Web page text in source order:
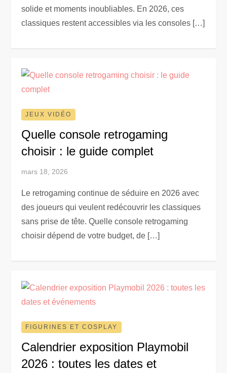
solide et moments inoubliables. En 2026, ces
classiques restent accessibles via les consoles […]
JEUX VIDÉO
Quelle console retrogaming
choisir : le guide complet
mars 18, 2026
Le retrogaming continue de séduire en 2026 avec
des joueurs qui veulent redécouvrir les classiques
sans prise de tête. Quelle console retrogaming
choisir dépend de votre budget, de […]
FIGURINES ET COSPLAY
Calendrier exposition Playmobil
2026 : toutes les dates et